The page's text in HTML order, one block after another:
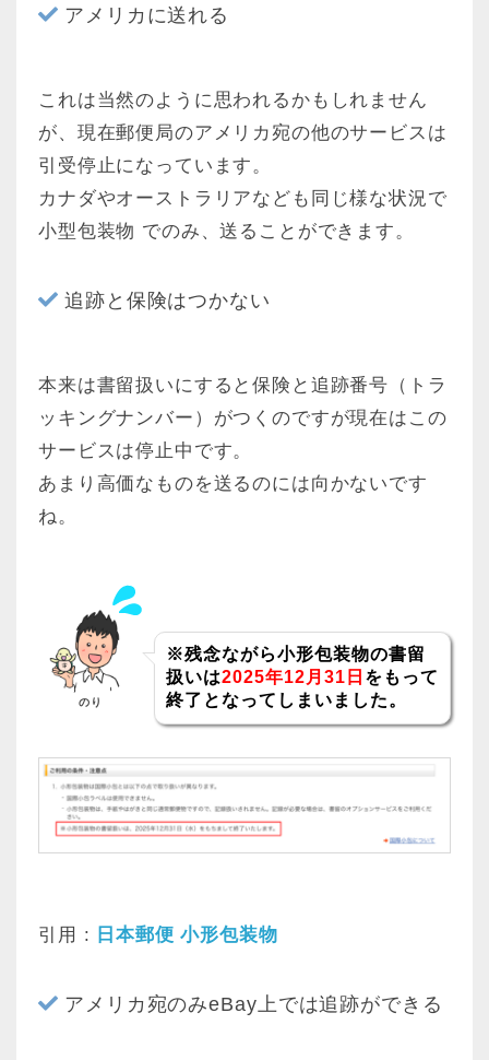
アメリカに送れる
これは当然のように思われるかもしれません
が、現在郵便局のアメリカ宛の他のサービスは
引受停止になっています。
カナダやオーストラリアなども同じ様な状況で
小型包装物 でのみ、送ることができます。
追跡と保険はつかない
本来は書留扱いにすると保険と追跡番号（トラ
ッキングナンバー）がつくのですが現在はこの
サービスは停止中です。
あまり高価なものを送るのには向かないです
ね。
のり
※残念ながら小形包装物の書留
扱いは2025年12月31日 をもって
終了となってしまいました。
引用 : 日本郵便 小形包装物
アメリカ宛のみeBay上では追跡ができる